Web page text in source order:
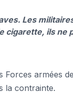
Les
cigarette, ils ne
Forces armées
la contrainte.